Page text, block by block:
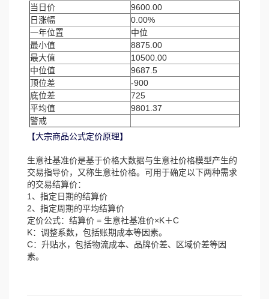
当日价
9600.00
日涨幅
0.00%
一年位置
中位
最小值
8875.00
最大值
10500.00
中位值
9687.5
顶位差
-900
底位差
725
平均值
9801.37
警戒
【大宗商品公式定价原理】
生意社基准价是基于价格大数据与生意社价格模型产生的
交易指导价，又称生意社价格。可用于确定以下两种需求
的交易结算价：
1、指定日期的结算价
2、指定周期的平均结算价
定价公式：结算价 = 生意社基准价×K＋C
K：调整系数，包括账期成本等因素。
C：升贴水，包括物流成本、品牌价差、区域价差等因
素。